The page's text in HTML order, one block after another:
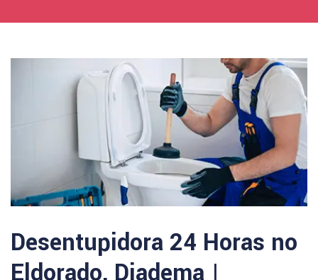
Desentupidora 24 Horas no
Eldorado, Diadema |